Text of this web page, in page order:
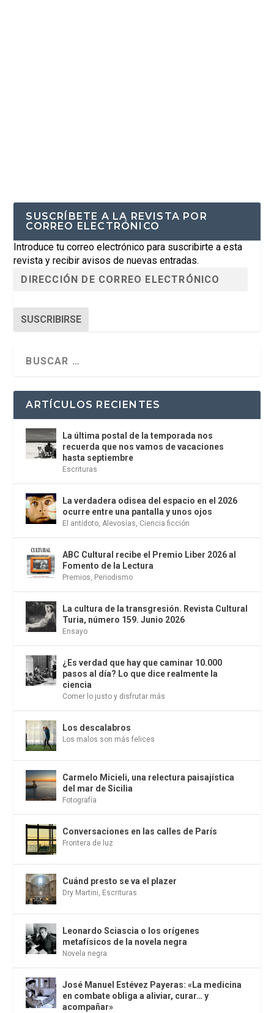
SUSCRÍBETE A LA REVISTA POR
CORREO ELECTRÓNICO
Introduce tu correo electrónico para suscribirte a esta
revista y recibir avisos de nuevas entradas.
SUSCRIBIRSE
ARTÍCULOS RECIENTES
La última postal de la temporada nos
recuerda que nos vamos de vacaciones
hasta septiembre
Escrituras
La verdadera odisea del espacio en el 2026
ocurre entre una pantalla y unos ojos
El antídoto Alevosías Ciencia ficción
ABC Cultural recibe el Premio Liber 2026 al
Fomento de la Lectura
Premios Periodismo
La cultura de la transgresión. Revista Cultural
Turia, número 159. Junio 2026
Ensayo
¿Es verdad que hay que caminar 10.000
pasos al día? Lo que dice realmente la
ciencia
Comer lo justo y disfrutar más
Los descalabros
Los malos son más felices
Carmelo Micieli, una relectura paisajística
del mar de Sicilia
Fotografía
Conversaciones en las calles de París
Frontera de luz
Cuánd presto se va el plazer
Dry Martini Escrituras
Leonardo Sciascia o los orígenes
metafísicos de la novela negra
Novela negra
José Manuel Estévez Payeras: «La medicina
en combate obliga a aliviar, curar… y
acompañar»